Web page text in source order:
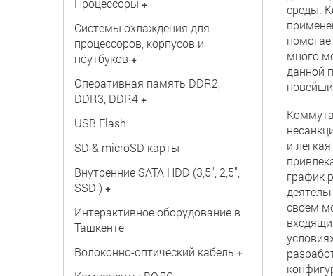
Процессоры +
Системы охлаждения для
процессоров, корпусов и
ноутбуков +
Оперативная память DDR2,
DDR3, DDR4 +
USB Flash
SD & microSD карты
Внутренние SATA HDD (3,5", 2,5",
SSD ) +
Интерактивное оборудование в
Ташкенте
Волоконно-оптический кабель +
среды.
много
данной
и
график
своем